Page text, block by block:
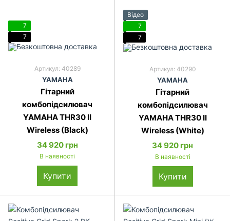
7
7
Артикул: 40289
YAMAHA
Гітарний
комбопідсилювач
YAMAHA THR30 II
Wireless (Black)
34 920 грн
В наявності
Купити
Відео
7
7
Артикул: 40290
YAMAHA
Гітарний
комбопідсилювач
YAMAHA THR30 II
Wireless (White)
34 920 грн
В наявності
Купити